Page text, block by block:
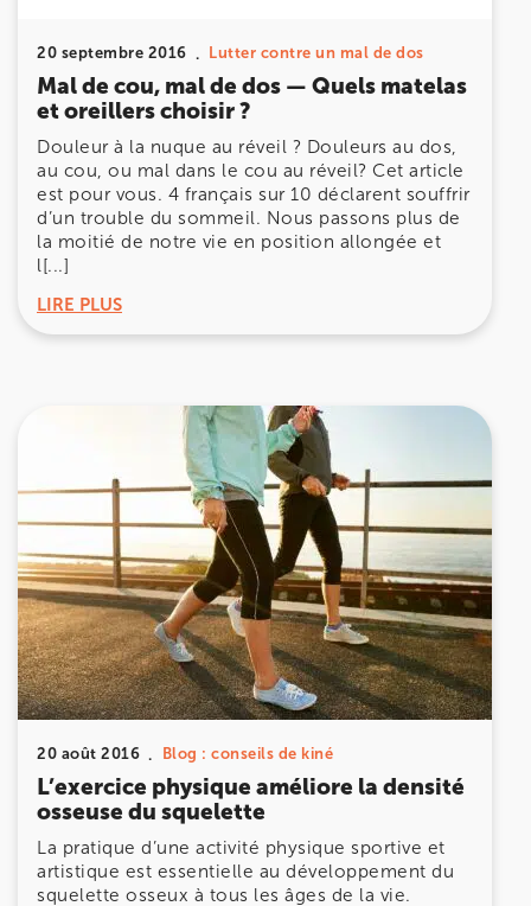
20 septembre 2016 Lutter contre un mal de dos
Mal de cou, mal de dos — Quels matelas
et oreillers choisir ?
Douleur à la nuque au réveil ? Douleurs au dos,
au cou, ou mal dans le cou au réveil? Cet article
est pour vous. 4 français sur 10 déclarent souffrir
d’un trouble du sommeil. Nous passons plus de
la moitié de notre vie en position allongée et
l[...]
LIRE PLUS
20 août 2016 Blog : conseils de kiné
L’exercice physique améliore la densité
osseuse du squelette
La pratique d’une activité physique sportive et
artistique est essentielle au développement du
squelette osseux à tous les âges de la vie.